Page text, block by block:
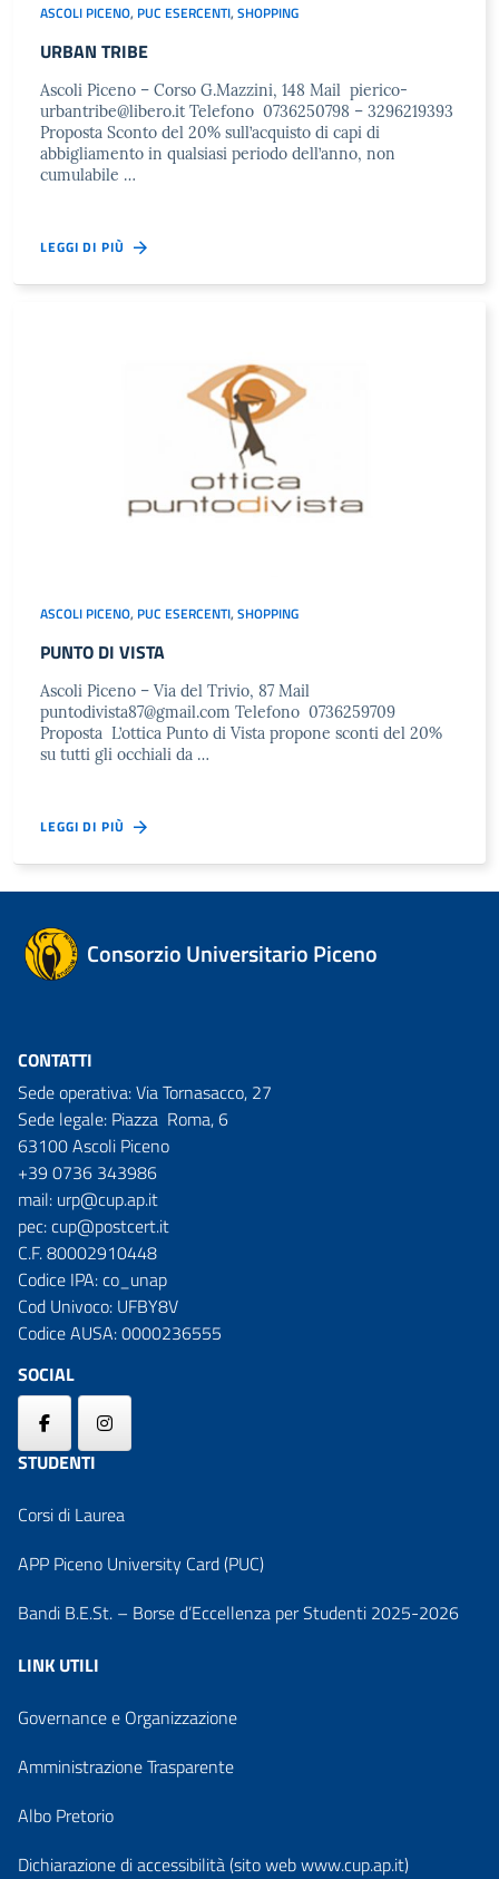
ASCOLI PICENO, PUC ESERCENTI, SHOPPING
URBAN TRIBE
Ascoli Piceno – Corso G.Mazzini, 148 Mail pierico-
urbantribe@libero.itTelefono 0736250798 – 3296219393
Proposta Sconto del 20% sull’acquisto di capi di
abbigliamento in qualsiasi periodo dell’anno, non
cumulabile …
LEGGI DI PIÙ
ASCOLI PICENO, PUC ESERCENTI, SHOPPING
PUNTO DI VISTA
Ascoli Piceno – Via del Trivio, 87 Mail
puntodivista87@gmail.com Telefono 0736259709
Proposta L’ottica Punto di Vista propone sconti del 20%
su tutti gli occhiali da …
LEGGI DI PIÙ
Consorzio Universitario Piceno
CONTATTI
Sede operativa: Via Tornasacco, 27
Sede legale: Piazza Roma, 6
63100 Ascoli Piceno
+39 0736 343986
mail: urp@cup.ap.it
pec:cup@postcert.it
C.F. 80002910448
Codice IPA: co_unap
Cod Univoco: UFBY8V
Codice AUSA: 0000236555
SOCIAL
STUDENTI
Corsi di Laurea
APP Piceno University Card (PUC)
Bandi B.E.St. – Borse d’Eccellenza per Studenti 2025-2026
LINK UTILI
Governance e Organizzazione
Amministrazione Trasparente
Albo Pretorio
Dichiarazione di accessibilità (sito web www.cup.ap.it)